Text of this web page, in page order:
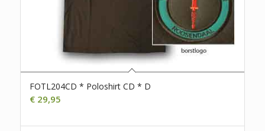
FOTL204CD * Poloshirt CD * D
€29,95